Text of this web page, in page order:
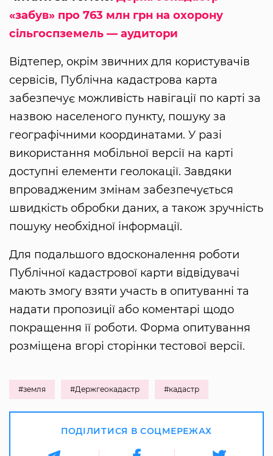
«забув» про 763 млн грн на охорону
сільгоспземель — аудитори
Відтепер, окрім звичних для користувачів
сервісів, Публічна кадастрова карта
забезпечує можливість навігації по карті за
назвою населеного пункту, пошуку за
географічними координатами. У разі
використання мобільної версії на карті
доступні елементи геолокації. Завдяки
впровадженим змінам забезпечується
швидкість обробки даних, а також зручність
пошуку необхідної інформації.
Для подальшого вдосконалення роботи
Публічної кадастрової карти відвідувачі
мають змогу взяти участь в опитуванні та
надати пропозиції або коментарі щодо
покращення її роботи. Форма опитування
розміщена вгорі сторінки тестової версії.
#земля #Держгеокадастр #кадастр
ПОДІЛИТИСЯ В СОЦМЕРЕЖАХ